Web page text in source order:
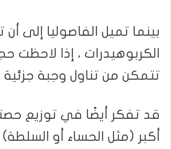
بينما تميل الفاصوليا إلى
الكربوهيدرات ، إذا
تتمكن من تناول وجبة
قد تفكر أيضًا في توزيع
أكبر (مثل الحساء أو